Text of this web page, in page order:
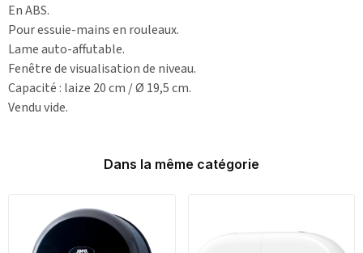
En ABS.
Pour essuie-mains en rouleaux.
Lame auto-affutable.
Fenêtre de visualisation de niveau.
Capacité : laize 20 cm / Ø 19,5 cm.
Vendu vide.
Dans la même catégorie